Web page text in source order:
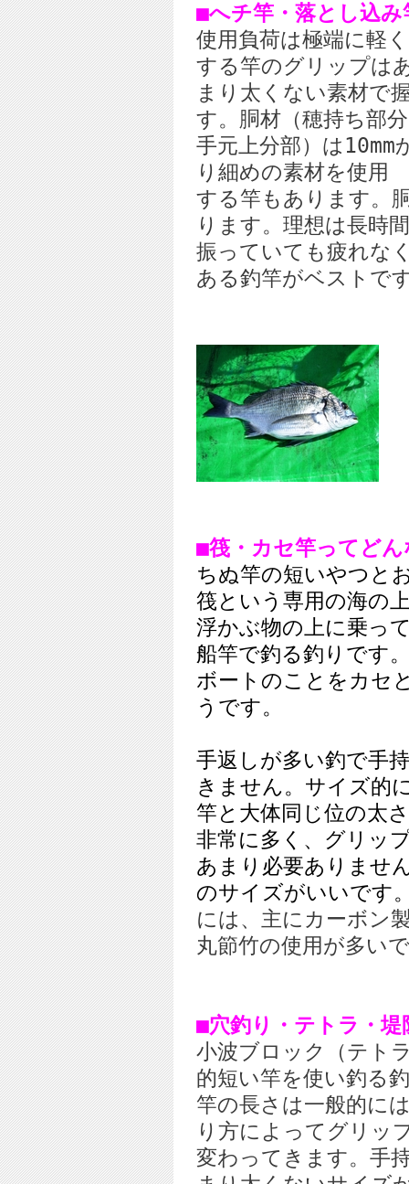
■へチ竿・落とし込
使用負荷は極端に軽
する竿のグリップは
まり太くない素材で
す。胴材（穂持ち部
手元上分部）は10mm
り細めの素材を使用
する竿もあります。
ります。理想は長時間
振っていても疲れな
ある釣竿がベストで
■筏・カセ竿ってど
ちぬ竿の短いやつと
筏という専用の海の
浮かぶ物の上に乗っ
船竿で釣る釣りです
ボートのことをカセ
うです。
手返しが多い釣で手
きません。サイズ的
竿と大体同じ位の太
非常に多く、グリッ
あまり必要ありませ
のサイズがいいです
には、主にカーボン
丸節竹の使用が多い
■穴釣り・テトラ・
小波ブロック（テト
的短い竿を使い釣る
竿の長さは一般的に
り方によってグリッ
変わってきます。手